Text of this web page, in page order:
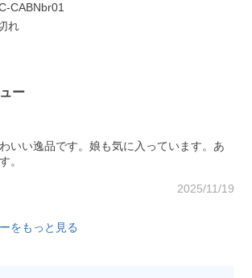
CABNbr01
れ
ー
いい逸品です。娘も気に入っています。あ
。
2025/11/19
をもっと見る